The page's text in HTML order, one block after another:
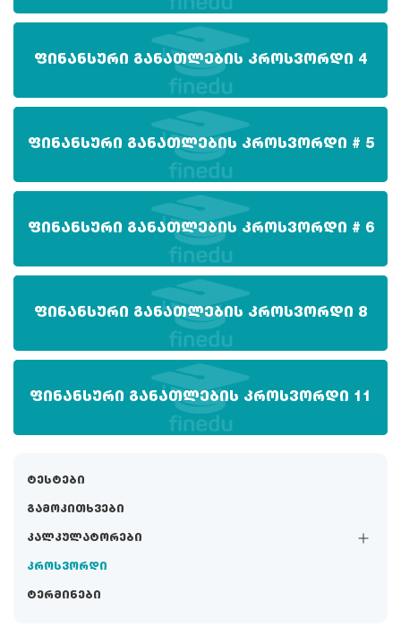
ტესტები
გამოკითხვები
კალკულატორები
კროსვორდი
ტერმინები
ᲤᲘᲜᲐᲜᲡᲣᲠᲘ ᲒᲐᲜᲐᲗᲚᲔᲑᲘᲡ ᲙᲠᲝᲡᲕᲝᲠᲓᲘ 4
ᲤᲘᲜᲐᲜᲡᲣᲠᲘ ᲒᲐᲜᲐᲗᲚᲔᲑᲘᲡ ᲙᲠᲝᲡᲕᲝᲠᲓᲘ # 5
ᲤᲘᲜᲐᲜᲡᲣᲠᲘ ᲒᲐᲜᲐᲗᲚᲔᲑᲘᲡ ᲙᲠᲝᲡᲕᲝᲠᲓᲘ # 6
ᲤᲘᲜᲐᲜᲡᲣᲠᲘ ᲒᲐᲜᲐᲗᲚᲔᲑᲘᲡ ᲙᲠᲝᲡᲕᲝᲠᲓᲘ 8
ᲤᲘᲜᲐᲜᲡᲣᲠᲘ ᲒᲐᲜᲐᲗᲚᲔᲑᲘᲡ ᲙᲠᲝᲡᲕᲝᲠᲓᲘ 11